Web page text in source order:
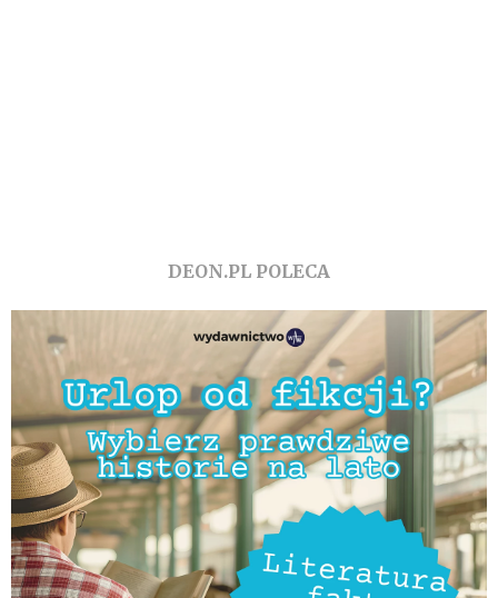
DEON.PL POLECA